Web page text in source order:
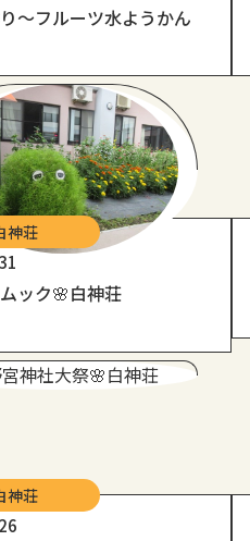
～フルーツ水ようかん
神荘
ック🌸白神荘
神荘